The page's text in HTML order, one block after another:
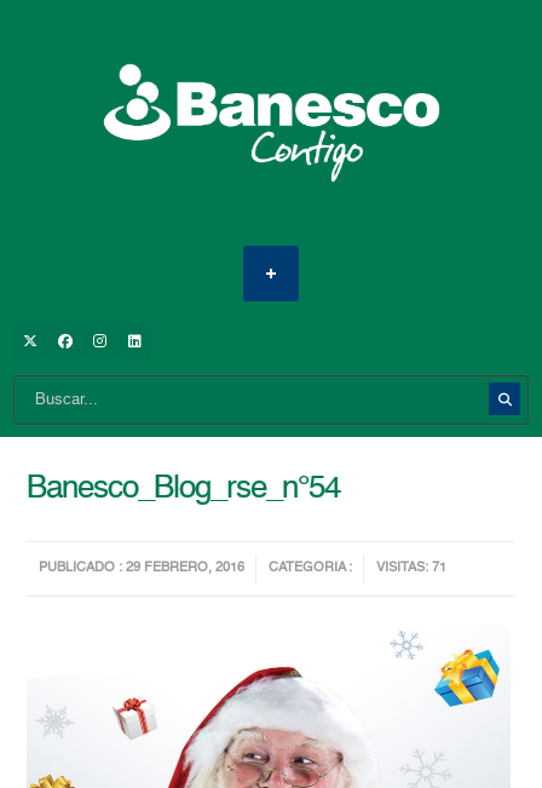
Banesco_Blog_rse_n°54
PUBLICADO : 29 FEBRERO, 2016 CATEGORIA : VISITAS: 71